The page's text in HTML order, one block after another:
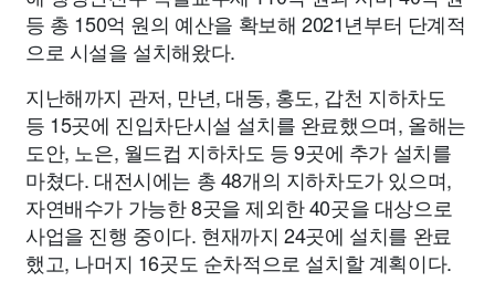
등 총 150억 원의 예산을 확보해 2021년부터 단계적
으로 시설을 설치해왔다.
지난해까지 관저, 만년, 대동, 홍도, 갑천 지하차도
등 15곳에 진입차단시설 설치를 완료했으며, 올해는
도안, 노은, 월드컵 지하차도 등 9곳에 추가 설치를
마쳤다. 대전시에는 총 48개의 지하차도가 있으며,
자연배수가 가능한 8곳을 제외한 40곳을 대상으로
사업을 진행 중이다. 현재까지 24곳에 설치를 완료
했고, 나머지 16곳도 순차적으로 설치할 계획이다.